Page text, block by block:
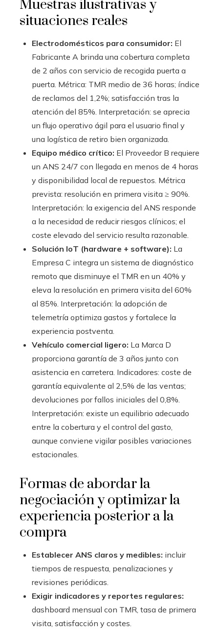
Muestras ilustrativas y
situaciones reales
Electrodomésticos para consumidor: El
Fabricante A brinda una cobertura completa
de 2 años con servicio de recogida puerta a
puerta. Métrica: TMR medio de 36 horas; índice
de reclamos del 1,2%; satisfacción tras la
atención del 85%. Interpretación: se aprecia
un flujo operativo ágil para el usuario final y
una logística de retiro bien organizada.
Equipo médico crítico: El Proveedor B requiere
un ANS 24/7 con llegada en menos de 4 horas
y disponibilidad local de repuestos. Métrica
prevista: resolución en primera visita ≥ 90%.
Interpretación: la exigencia del ANS responde
a la necesidad de reducir riesgos clínicos; el
coste elevado del servicio resulta razonable.
Solución IoT (hardware + software): La
Empresa C integra un sistema de diagnóstico
remoto que disminuye el TMR en un 40% y
eleva la resolución en primera visita del 60%
al 85%. Interpretación: la adopción de
telemetría optimiza gastos y fortalece la
experiencia postventa.
Vehículo comercial ligero: La Marca D
proporciona garantía de 3 años junto con
asistencia en carretera. Indicadores: coste de
garantía equivalente al 2,5% de las ventas;
devoluciones por fallos iniciales del 0,8%.
Interpretación: existe un equilibrio adecuado
entre la cobertura y el control del gasto,
aunque conviene vigilar posibles variaciones
estacionales.
Formas de abordar la
negociación y optimizar la
experiencia posterior a la
compra
Establecer ANS claros y medibles: incluir
tiempos de respuesta, penalizaciones y
revisiones periódicas.
Exigir indicadores y reportes regulares:
dashboard mensual con TMR, tasa de primera
visita, satisfacción y costes.